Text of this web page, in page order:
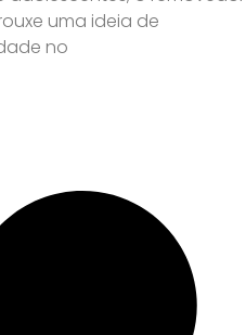
uma ideia de
no